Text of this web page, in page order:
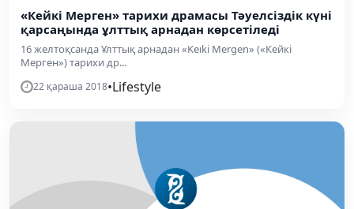
«Кейкі Мерген» тарихи драмасы Тәуелсіздік күні
қарсаңында ұлттық арнадан көрсетіледі
16 желтоқсанда Ұлттық арнадан «Keıki Mergen» («Кейкі
Мерген») тарихи др...
22 қараша 2018•Lifestyle